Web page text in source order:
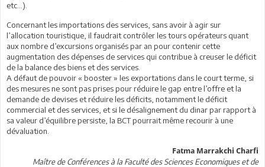
etc…).
Concernant les importations des services, sans avoir à agir sur
l’allocation touristique, il faudrait contrôler les tours opérateurs quant
aux nombre d’excursions organisés par an pour contenir cette
augmentation des dépenses de services qui contribue à creuser le déficit
de la balance des biens et des services.
A défaut de pouvoir « booster » les exportations dans le court terme, si
des mesures ne sont pas prises pour réduire le gap entre l’offre et la
demande de devises et réduire les déficits, notamment le déficit
commercial et des services, et si le désalignement du dinar par rapport à
sa valeur d’équilibre persiste, la BCT pourrait même recourir à une
dévaluation.
Fatma Marrakchi Charfi
Maître de Conférences à la Faculté des Sciences Economiques et de